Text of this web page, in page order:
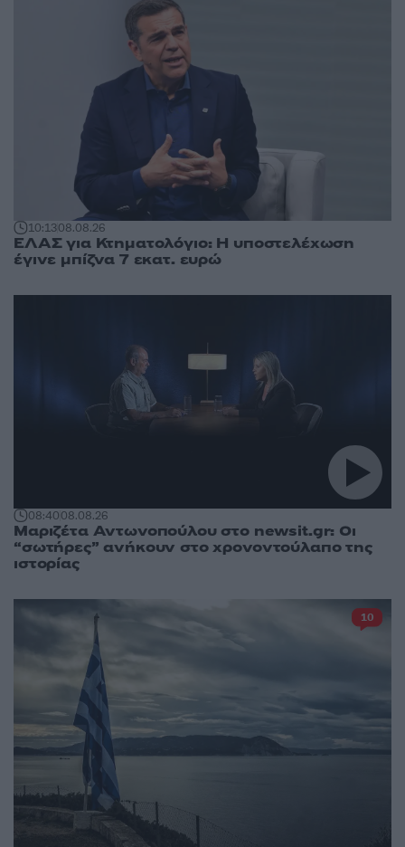
10:1308.08.26
ΕΛΑΣ για Κτηματολόγιο: Η υποστελέχωση
έγινε μπίζνα 7 εκατ. ευρώ
08:4008.08.26
Μαριζέτα Αντωνοπούλου στο newsit.gr: Οι
“σωτήρες” ανήκουν στο χρονοντούλαπο της
ιστορίας
10